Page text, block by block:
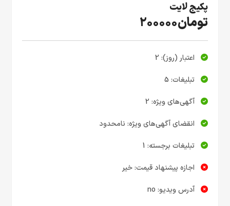
پکیج لایت
تومان200000
اعتبار (روز): 2
تبلیغات: 5
آگهی‌های ویژه: 2
انقضای آگهی‌های ویژه: نامحدود
تبلیغات برجسته: 1
اجازه پیشنهاد قیمت: خیر
آدرس ویدیو: no